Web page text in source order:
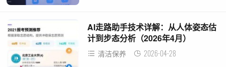
AI走路助手技术详解：从人体姿态估
计到步态分析（2026年4月）
清洁保养 2026-04-28